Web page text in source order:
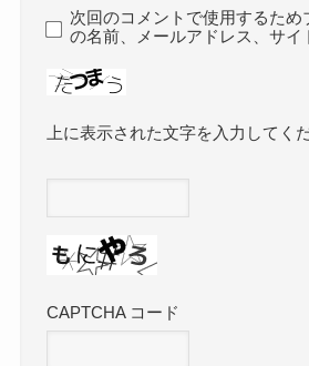
次回のコメントで使用するため
の名前、メールアドレス、サイ
上に表示された文字を入力してく
CAPTCHA コード